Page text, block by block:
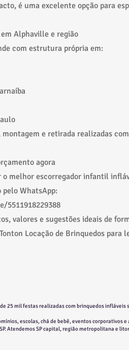
é uma excelente opção para
Alphaville e região
com estrutura própria em:
montagem e retirada realizadas
agora
melhor escorregador infantil
pelo WhatsApp:
5511918229388
valores e sugestões ideais de
Locação de Brinquedos para
de 25 mil festas realizadas com brinquedos
escolas, chá de bebê, eventos
Atendemos SP capital, região metropolitana